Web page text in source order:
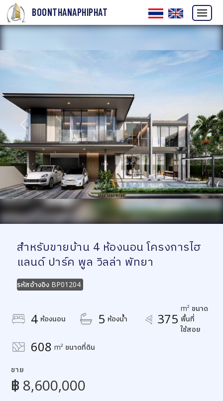
BOONTHANAPHIPHAT
ก่อนหน้า ถัดไป
สำหรับขายบ้าน 4 ห้องนอน โครงการไฮ
แลนด์ ปาร์ค พูล วิลล่า พัทยา
รหัสอ้างอิง BP01204
4 ห้องนอน 5 ห้องน้ำ 375
m² ขนาด
พื้นที่
ใช้สอย
608 m² ขนาดที่ดิน
ขาย
฿ 8,600,000